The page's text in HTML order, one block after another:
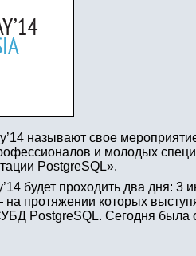
называют свое
и молодых
PostgreSQL».
будет проходить два дня:
протяжении которых
PostgreSQL. Сегодня была